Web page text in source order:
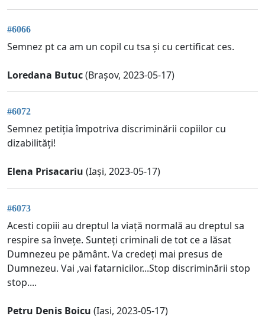
#6066
Semnez pt ca am un copil cu tsa și cu certificat ces.
Loredana Butuc(Brașov, 2023-05-17)
#6072
Semnez petiția împotriva discriminării copiilor cu
dizabilități!
Elena Prisacariu (Iași, 2023-05-17)
#6073
Acesti copiii au dreptul la viață normală au dreptul sa
respire sa învețe. Sunteți criminali de tot ce a lăsat
Dumnezeu pe pământ. Va credeți mai presus de
Dumnezeu. Vai ,vai fatarnicilor...Stop discriminării stop
stop....
Petru Denis Boicu (Iasi, 2023-05-17)